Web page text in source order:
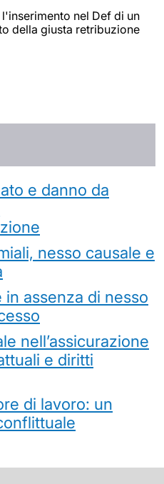
nel Def di un
della giusta retribuzione
e danno da
nesso causale e
assenza di nesso
nell’assicurazione
e diritti
di lavoro: un